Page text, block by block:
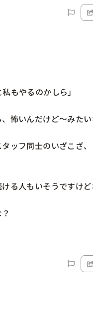
もやるのかしら」
怖いんだけど〜みたい
ッフ同士のいざこざ
る人もいそうですけど